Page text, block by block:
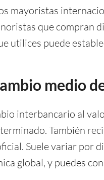
mayoristas
que compran
utilices puede
medio
interbancario al
También
Suele variar por
global, y puedes